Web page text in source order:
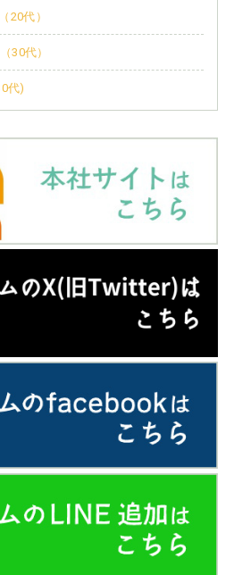
20代）
30代）
代)